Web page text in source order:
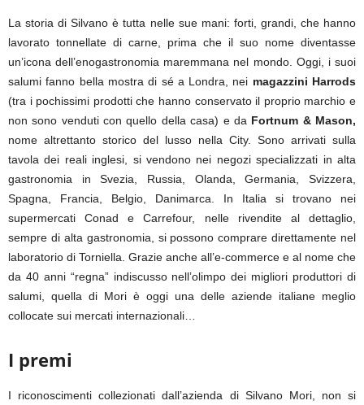
La storia di Silvano è tutta nelle sue mani: forti, grandi, che hanno
lavorato tonnellate di carne, prima che il suo nome diventasse
un’icona dell’enogastronomia maremmana nel mondo. Oggi, i suoi
salumi fanno bella mostra di sé a Londra, nei magazzini Harrods
(tra i pochissimi prodotti che hanno conservato il proprio marchio e
non sono venduti con quello della casa) e da Fortnum & Mason,
nome altrettanto storico del lusso nella City. Sono arrivati sulla
tavola dei reali inglesi, si vendono nei negozi specializzati in alta
gastronomia in Svezia, Russia, Olanda, Germania, Svizzera,
Spagna, Francia, Belgio, Danimarca. In Italia si trovano nei
supermercati Conad e Carrefour, nelle rivendite al dettaglio,
sempre di alta gastronomia, si possono comprare direttamente nel
laboratorio di Torniella. Grazie anche all’e-commerce e al nome che
da 40 anni “regna” indiscusso nell’olimpo dei migliori produttori di
salumi, quella di Mori è oggi una delle aziende italiane meglio
collocate sui mercati internazionali…
I premi
I riconoscimenti collezionati dall’azienda di Silvano Mori, non si